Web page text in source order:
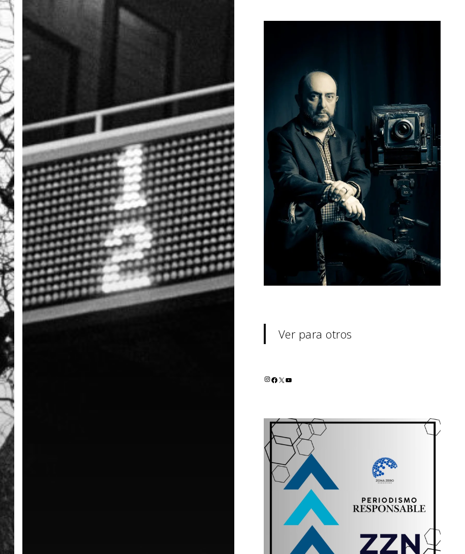
Ver para otros
INSTAGRAM
FACEBOOK
X